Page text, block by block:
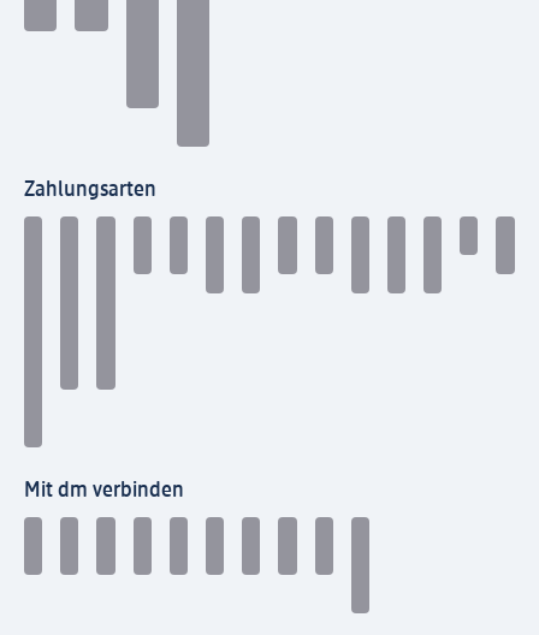
Zahlungsarten
Mit dm verbinden